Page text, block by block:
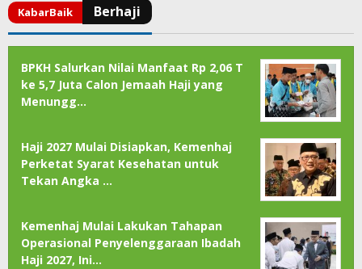
BPKH Salurkan Nilai Manfaat Rp 2,06 T
ke 5,7 Juta Calon Jemaah Haji yang
Menungg…
Haji 2027 Mulai Disiapkan, Kemenhaj
Perketat Syarat Kesehatan untuk
Tekan Angka …
Kemenhaj Mulai Lakukan Tahapan
Operasional Penyelenggaraan Ibadah
Haji 2027, Ini…